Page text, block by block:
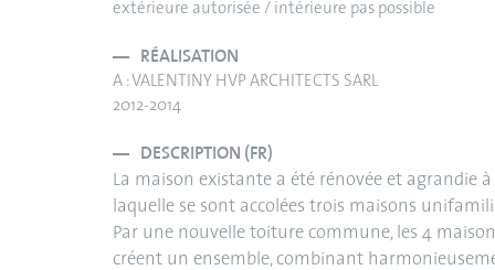
extérieure autorisée / intérieure pas possible
RÉALISATION
A : VALENTINY HVP ARCHITECTS SARL
2012-2014
DESCRIPTION (FR)
La maison existante a été rénovée et agrandie à
laquelle se sont accolées trois maisons
Par une nouvelle toiture commune, les 4
créent un ensemble, combinant